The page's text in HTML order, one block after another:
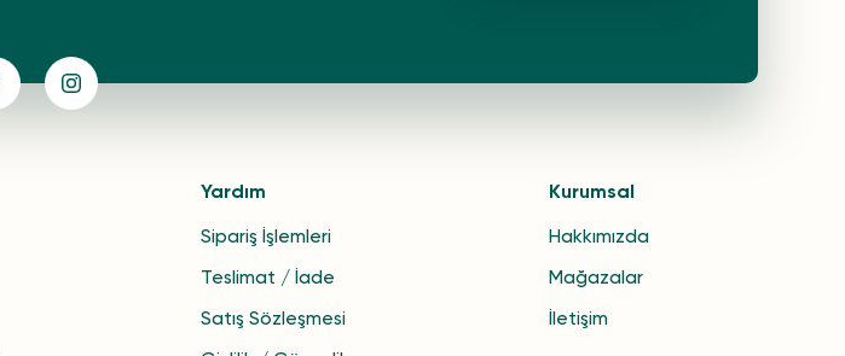
Yardım
Sipariş İşlemleri
Teslimat / İade
Satış Sözleşmesi
Kurumsal
Hakkımızda
Mağazalar
İletişim